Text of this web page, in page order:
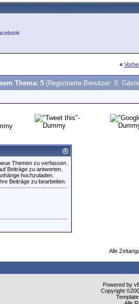
«
Thema: 5 (Registrierte Benutzer: 0,
neue Themen zu verfassen.
auf Beiträge zu antworten.
hochzuladen.
Ihre Beiträge zu bearbeiten.
Alle
Powered by
Copyright